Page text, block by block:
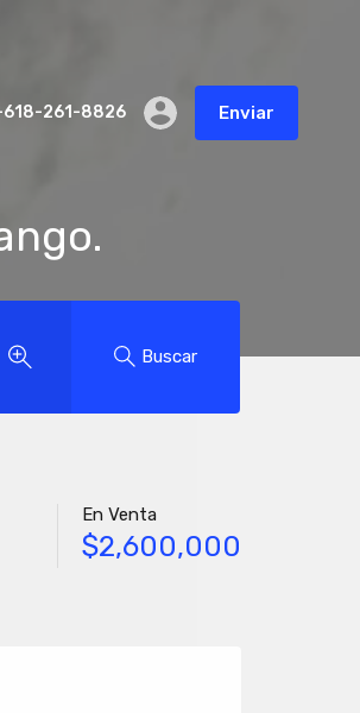
618-261-8826 Enviar
Buscar
En Venta
$2,600,000